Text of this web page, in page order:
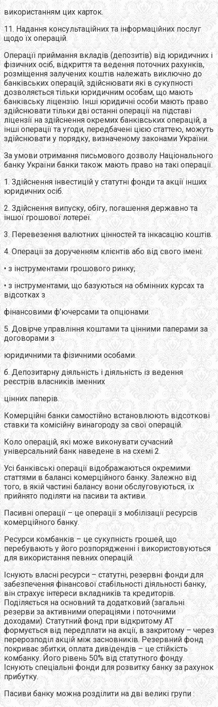
використанням цих карток.
11. Надання консультаційних та інформаційних послуг
щодо їх операцiй.
Операцїi приймання вкладів (депозитiв) вiд юридичних i
фiзичних осiб, вiдкриття та ведення поточних рахункiв,
розміщення залучених коштів належать виключно до
банкiвських операцiй, здійснювати якi в сукупностi
дозволяється тільки юридичним особам, що мають
банківську лiцензiю. Iншi юридичнi особи мають право
здiйснювати тiльки двi останні операцiї на пiдставi
ліцензії на здійснення окремих банкiвських операцiй, а
iншi операції та угоди, передбаченi цiєю статтею, можуть
здiйснювати у порядку, визначеному законами України.
За умови отримання письмового дозволу Нацiонального
банку України банки також мають право на такi операцiї.
1. Здійснення iнвестицiй у статутнi фонди та акцiї iнших
юридичних осiб.
2. Здійснення випуску, обiгу, погашення державно та
iншої грошової лотереї.
3. Перевезення валютних цiнностей та iнкасацiю коштiв.
4. Операцii за дорученням клiєнтiв або вiд свого iменi:
• з інструментами грошового ринку;
• з інструментами, що базуються на обмінних курсах та
відсотках з
фiнансовими ф’ючерсами та опцiонами.
5. Довірче управлiння коштами та цінними паперами за
договорами з
юридичними та фiзичними особами.
б. Депозитарну дiяльнiсть i дiяльнiсть iз ведення
реєстрів власників iменних
цінних паперiв.
Комерцiйнi банки самостiйно встановлюють відсоткові
ставки та комiсiйну винагороду за свої операцiй.
Коло операцiй, якi може виконувати сучасний
унiверсальний банк наведене в на схемi 2.
Усi банківські операцiї відображаються окремими
статтями в балансі комерційного банку. Залежно від
того, в якій частині балансу вони обслуговуються, їх
прийнято поділяти на пасиви та активи.
Пасивні операції – це операції з мобілізації ресурсів
комерційного банку.
Ресурси комбанків – це сукупність грошей, що
перебувають у його розпорядженні і використовуються
для використання певних операцій.
Існують власні ресурси – статутні, резервні фонди для
забезпечення фінансової стабільності діяльності банку,
він страхує інтереси вкладників та кредиторів.
Поділяється на основний та додатковий (загальні
резерви за активними операціями і поточними
доходами). Статутний фонд при відкритому АТ
формується від передплати на акції, в закритому – через
перерозподіл акцій між засновників. Резервний фонд
покриває збитки, оплата дивідендів – це стійкість
комбанку. Його рівень 50% від статутного фонду.
Існують спеціальні фонди для розвитку банку за рахунок
прибутку.
Пасиви банку можна роздiлити на двi великі групи :